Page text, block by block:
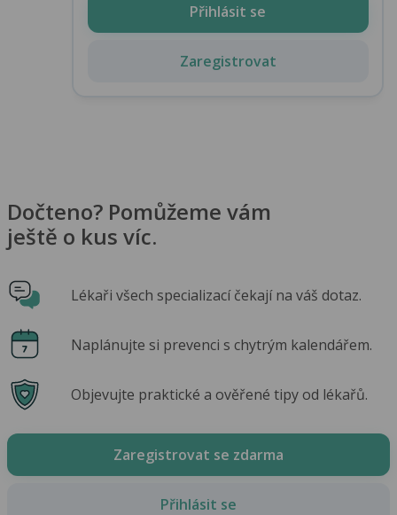
Přihlásit se
Zaregistrovat
Dočteno? Pomůžeme vám
ještě o kus víc.
Lékaři všech specializací čekají na váš dotaz.
Naplánujte si prevenci s chytrým kalendářem.
Objevujte praktické a ověřené tipy od lékařů.
Zaregistrovat se zdarma
Přihlásit se